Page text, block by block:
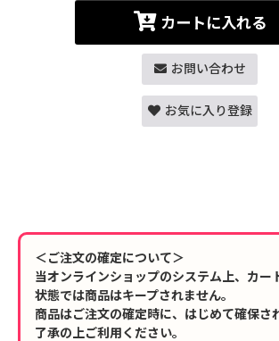
カートに入れる
お問い合わせ
お気に入り登録
＜ご注文の確定について＞
当オンラインショップのシステム上、カー
状態では商品はキープされません。
商品はご注文の確定時に、はじめて確保さ
了承の上ご利用ください。